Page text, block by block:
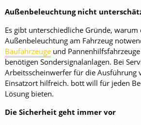
Außenbeleuchtung nicht
Es gibt unterschiedliche Gründe, warum
Außenbeleuchtung am Fahrzeug
Baufahrzeuge und
benötigen Sondersignalanlagen. Bei
Arbeitsscheinwerfer für die Ausführung
Einsatzort hilfreich. bott will für jeden
Lösung bieten.
Die Sicherheit geht immer vor